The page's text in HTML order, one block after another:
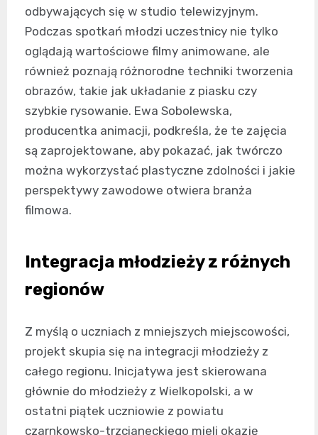
odbywających się w studio telewizyjnym.
Podczas spotkań młodzi uczestnicy nie tylko
oglądają wartościowe filmy animowane, ale
również poznają różnorodne techniki tworzenia
obrazów, takie jak układanie z piasku czy
szybkie rysowanie. Ewa Sobolewska,
producentka animacji, podkreśla, że te zajęcia
są zaprojektowane, aby pokazać, jak twórczo
można wykorzystać plastyczne zdolności i jakie
perspektywy zawodowe otwiera branża
filmowa.
Integracja młodzieży z różnych
regionów
Z myślą o uczniach z mniejszych miejscowości,
projekt skupia się na integracji młodzieży z
całego regionu. Inicjatywa jest skierowana
głównie do młodzieży z Wielkopolski, a w
ostatni piątek uczniowie z powiatu
czarnkowsko-trzcianeckiego mieli okazję